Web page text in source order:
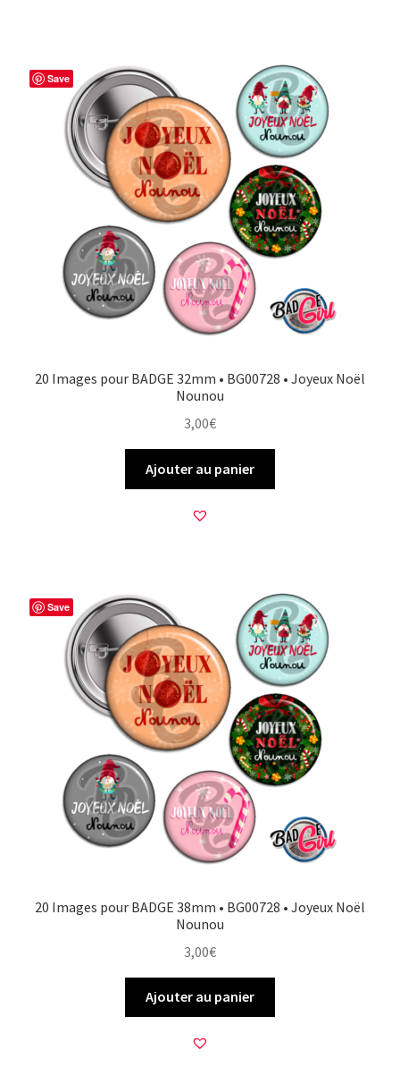
Save
20 Images pour BADGE 32mm • BG00728 • Joyeux Noël
Nounou
3,00€
Ajouter au panier
Save
20 Images pour BADGE 38mm • BG00728 • Joyeux Noël
Nounou
3,00€
Ajouter au panier